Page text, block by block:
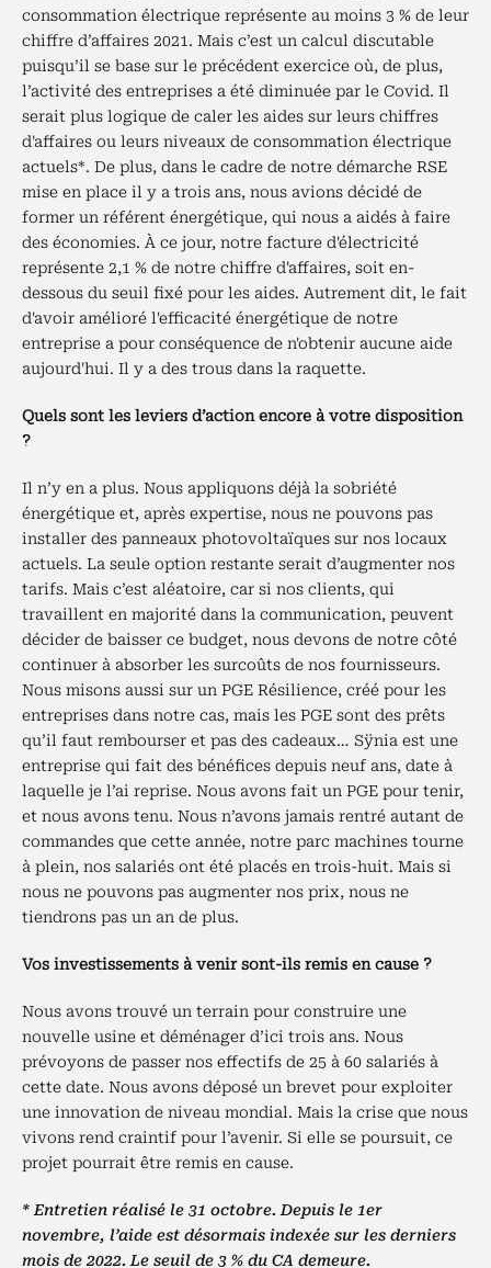
consommation électrique représente au moins 3 % de leur
chiffre d’affaires 2021. Mais c’est un calcul discutable
puisqu’il se base sur le précédent exercice où, de plus,
l’activité des entreprises a été diminuée par le Covid. Il
serait plus logique de caler les aides sur leurs chiffres
d'affaires ou leurs niveaux de consommation électrique
actuels*. De plus, dans le cadre de notre démarche RSE
mise en place il y a trois ans, nous avions décidé de
former un référent énergétique, qui nous a aidés à faire
des économies. À ce jour, notre facture d'électricité
représente 2,1 % de notre chiffre d'affaires, soit en-
dessous du seuil fixé pour les aides. Autrement dit, le fait
d'avoir amélioré l'efficacité énergétique de notre
entreprise a pour conséquence de n'obtenir aucune aide
aujourd'hui. Il y a des trous dans la raquette.
Quels sont les leviers d’action encore à votre disposition
?
Il n’y en a plus. Nous appliquons déjà la sobriété
énergétique et, après expertise, nous ne pouvons pas
installer des panneaux photovoltaïques sur nos locaux
actuels. La seule option restante serait d’augmenter nos
tarifs. Mais c’est aléatoire, car si nos clients, qui
travaillent en majorité dans la communication, peuvent
décider de baisser ce budget, nous devons de notre côté
continuer à absorber les surcoûts de nos fournisseurs.
Nous misons aussi sur un PGE Résilience, créé pour les
entreprises dans notre cas, mais les PGE sont des prêts
qu’il faut rembourser et pas des cadeaux… Sÿnia est une
entreprise qui fait des bénéfices depuis neuf ans, date à
laquelle je l’ai reprise. Nous avons fait un PGE pour tenir,
et nous avons tenu. Nous n’avons jamais rentré autant de
commandes que cette année, notre parc machines tourne
à plein, nos salariés ont été placés en trois-huit. Mais si
nous ne pouvons pas augmenter nos prix, nous ne
tiendrons pas un an de plus.
Vos investissements à venir sont-ils remis en cause ?
Nous avons trouvé un terrain pour construire une
nouvelle usine et déménager d’ici trois ans. Nous
prévoyons de passer nos effectifs de 25 à 60 salariés à
cette date. Nous avons déposé un brevet pour exploiter
une innovation de niveau mondial. Mais la crise que nous
vivons rend craintif pour l’avenir. Si elle se poursuit, ce
projet pourrait être remis en cause.
* Entretien réalisé le 31 octobre. Depuis le 1er
novembre, l’aide est désormais indexée sur les derniers
mois de 2022. Le seuil de 3 % du CA demeure.